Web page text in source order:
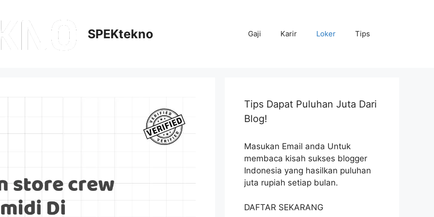
SPEKtekno Gaji Karir Loker Tips
Tips Dapat Puluhan Juta Dari
Blog!
Masukan Email anda Untuk
membaca kisah sukses blogger
Indonesia yang hasilkan puluhan
juta rupiah setiap bulan.
DAFTAR SEKARANG